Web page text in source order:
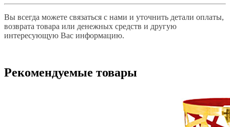
Вы всегда можете связаться с нами и уточнить детали оплаты,
возврата товара или денежных средств и другую
интересующую Вас информацию.
Рекомендуемые товары